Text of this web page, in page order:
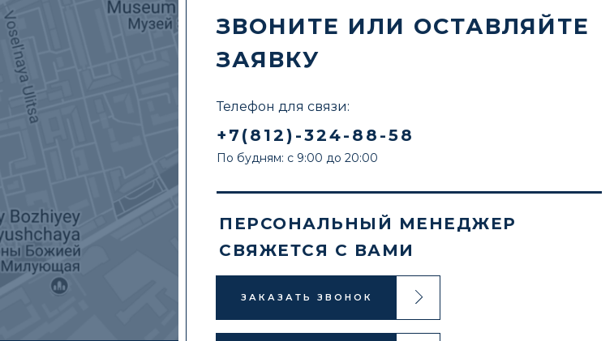
Телефон для связи:
ЗВОНИТЕ ИЛИ ОСТАВЛЯЙТЕ
ЗАЯВКУ
+7(812)-324-88-58
ПЕРСОНАЛЬНЫЙ МЕНЕДЖЕР
СВЯЖЕТСЯ С ВАМИ
По будням: с 9:00 до 20:00
ЗАКАЗАТЬ ЗВОНОК